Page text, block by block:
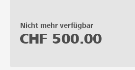
Nicht mehr verfügbar
CHF 500.00